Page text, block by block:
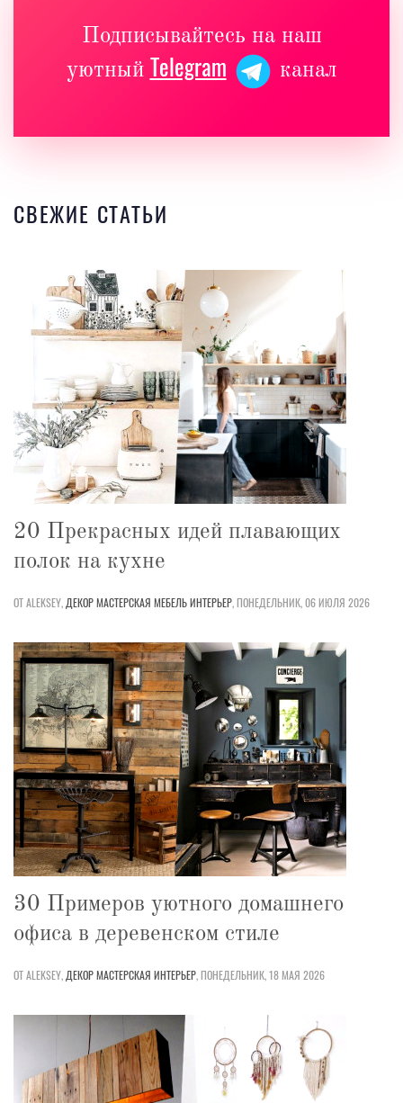
Подписывайтесь на наш
уютный Telegram канал
СВЕЖИЕ СТАТЬИ
20 Прекрасных идей плавающих
полок на кухне
ОТ ALEKSEY, ДЕКОРМАСТЕРСКАЯ МЕБЕЛЬИНТЕРЬЕР,ПОНЕДЕЛЬНИК, 06 ИЮЛЯ 2026
30 Примеров уютного домашнего
офиса в деревенском стиле
ОТ ALEKSEY, ДЕКОРМАСТЕРСКАЯ ИНТЕРЬЕР,ПОНЕДЕЛЬНИК, 18 МАЯ 2026